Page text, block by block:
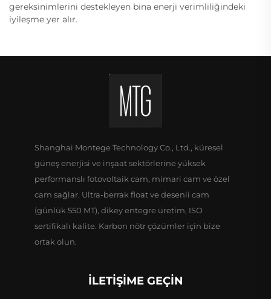
gereksinimlerini destekleyen bina enerji verimliliğindeki
iyileşme yer alır.
Shanghai Montege Technology Co., Ltd., küresel
güneş enerjisi ve inşaat sektörlerine yüksek
performanslı fotovoltaik cam, mimari cam ve özel
cam sağlar. Ultra-berrak float ve desenli cam
(günlük 550 MT), dikey entegre üretim, ISO
sertifikalı kalite. Karbon nötr çözümler için bize
ortak olun.
İLETIŞIME GEÇIN